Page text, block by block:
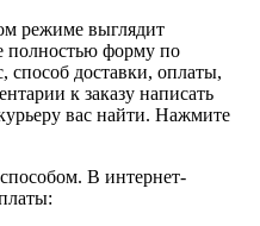
режиме выглядит
полностью форму по
способ доставки, оплаты,
к заказу написать
вас найти. Нажмите
В интернет-